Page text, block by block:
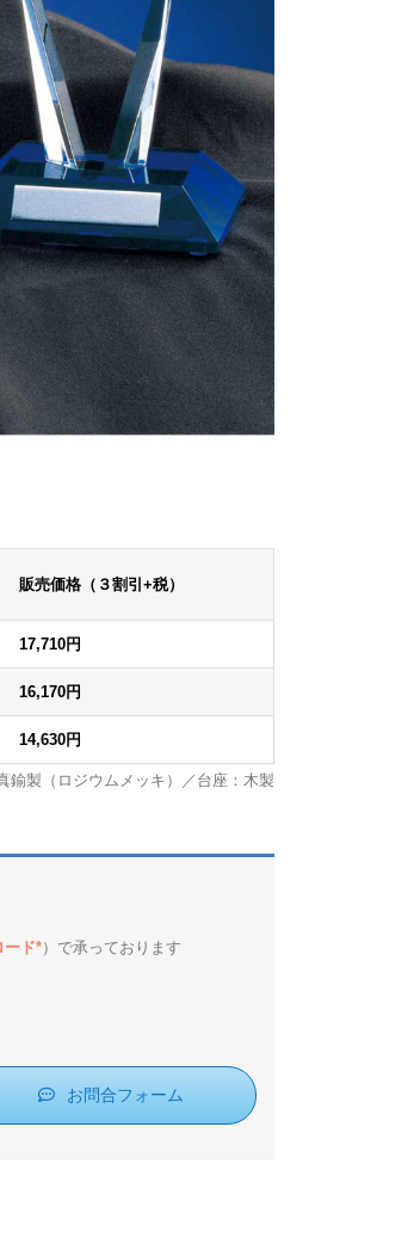
販売価格（３割引+税）
17,710円
16,170円
14,630円
鍮製（ロジウムメッキ）／台座：木製
ード*）で承っております
お問合フォーム
with swipe gestures.